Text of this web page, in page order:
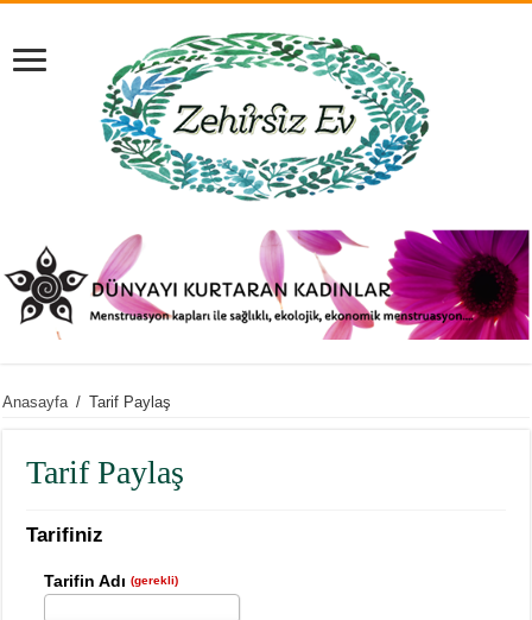
Anasayfa / Tarif Paylaş
Tarif Paylaş
Tarifiniz
Tarifin Adı(gerekli)